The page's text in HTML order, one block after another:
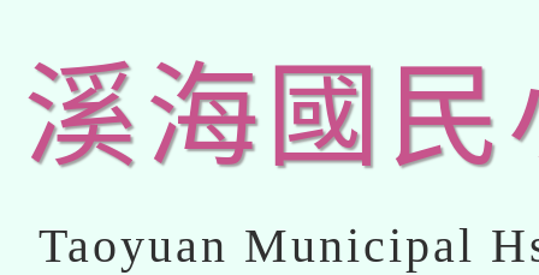
溪海國民
Taoyuan Municipal